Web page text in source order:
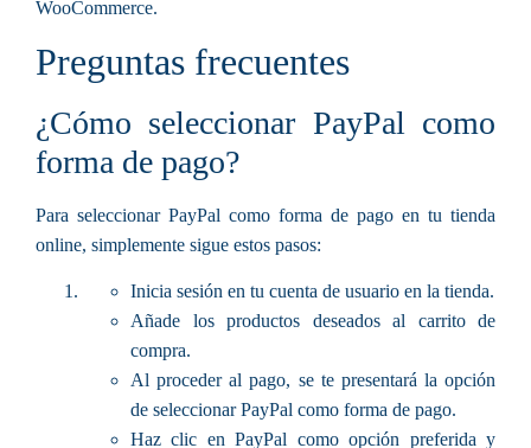
WooCommerce.
Preguntas frecuentes
¿Cómo seleccionar PayPal como
forma de pago?
Para seleccionar PayPal como forma de pago en tu tienda
online, simplemente sigue estos pasos:
Inicia sesión en tu cuenta de usuario en la tienda.
Añade los productos deseados al carrito de
compra.
Al proceder al pago, se te presentará la opción
de seleccionar PayPal como forma de pago.
Haz clic en PayPal como opción preferida y